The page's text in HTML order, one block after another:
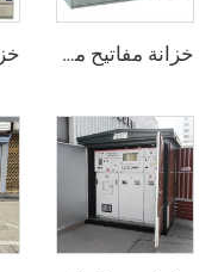
خزانة مفاتيح منخفضة الجهد قابلة للسحب - GCS